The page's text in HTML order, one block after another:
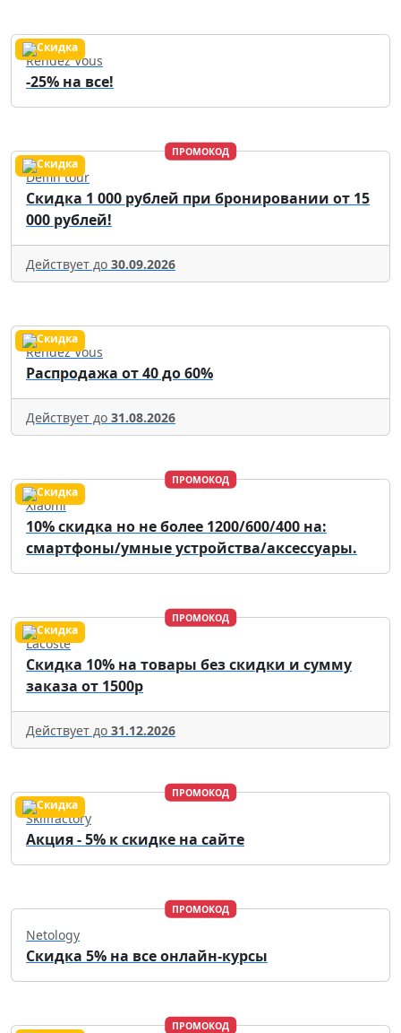
Rendez Vous
-25% на все!
ПРОМОКОД
Delfin tour
Скидка 1 000 рублей при бронировании от 15
000 рублей!
Действует до 30.09.2026
Rendez Vous
Распродажа от 40 до 60%
Действует до 31.08.2026
ПРОМОКОД
Xiaomi
10% скидка но не более 1200/600/400 на:
смартфоны/умные устройства/аксессуары.
ПРОМОКОД
Lacoste
Скидка 10% на товары без скидки и сумму
заказа от 1500р
Действует до 31.12.2026
ПРОМОКОД
Skillfactory
Акция - 5% к скидке на сайте
ПРОМОКОД
Netology
Скидка 5% на все онлайн-курсы
ПРОМОКОД